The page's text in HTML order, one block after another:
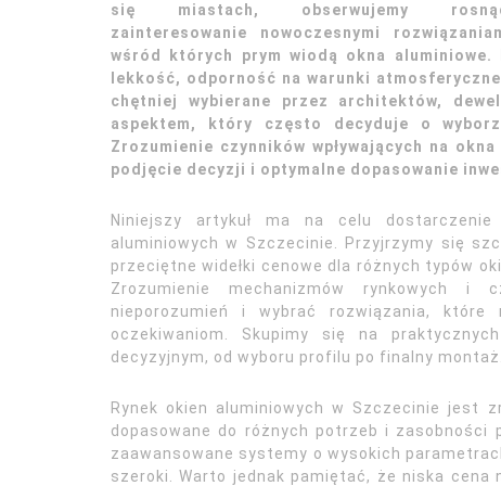
się miastach, obserwujemy
zainteresowanie nowoczesnymi
wśród których prym wiodą okna aluminiowe.
lekkość, odporność na warunki
chętniej wybierane przez architektów,
aspektem, który często decyduje o
Zrozumienie czynników wpływających na
podjęcie decyzji i optymalne dopasowanie
Niniejszy artykuł ma na celu
aluminiowych w Szczecinie. Przyjrzymy się
przeciętne widełki cenowe dla różnych typów
Zrozumienie mechanizmów rynkowych i
nieporozumień i wybrać rozwiązania, które
oczekiwaniom. Skupimy się na
decyzyjnym, od wyboru profilu po finalny montaż.
Rynek okien aluminiowych w Szczecinie jest
dopasowane do różnych potrzeb i
zaawansowane systemy o wysokich
szeroki. Warto jednak pamiętać, że niska